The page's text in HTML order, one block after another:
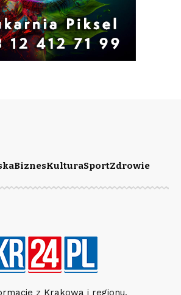
BiznesKulturaSportZdrowie
z Krakowa i regionu.